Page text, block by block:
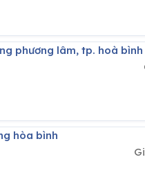
phương lâm, tp. hoà bình
hòa bình